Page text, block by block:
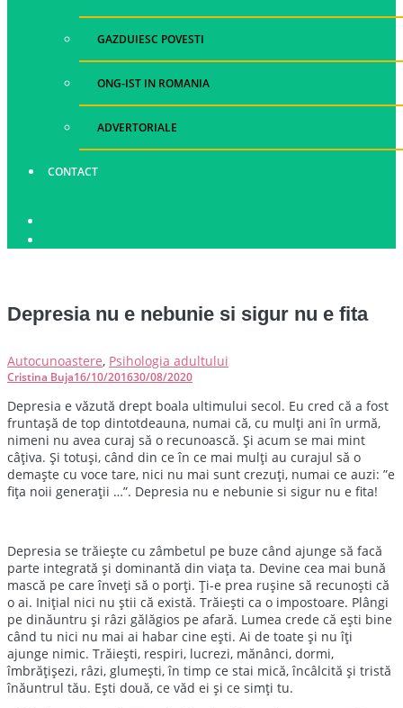
GAZDUIESC POVESTI
ONG-IST IN ROMANIA
ADVERTORIALE
CONTACT
Depresia nu e nebunie si sigur nu e fita
Autocunoastere, Psihologia adultului
Cristina Buja16/10/201630/08/2020
Depresia e văzută drept boala ultimului secol. Eu cred că a fost
fruntașă de top dintotdeauna, numai că, cu mulți ani în urmă,
nimeni nu avea curaj să o recunoască. Și acum se mai mint
câțiva. Și totuși, când din ce în ce mai mulți au curajul să o
demaște cu voce tare, nici nu mai sunt crezuți, numai ce auzi: ”e
fița noii generații …”. Depresia nu e nebunie si sigur nu e fita!
Depresia se trăiește cu zâmbetul pe buze când ajunge să facă
parte integrată și dominantă din viața ta. Devine cea mai bună
mască pe care înveți să o porți. Ți-e prea rușine să recunoști că
o ai. Inițial nici nu știi că există. Trăiești ca o impostoare. Plângi
pe dinăuntru și râzi gălăgios pe afară. Lumea crede că ești bine
când tu nici nu mai ai habar cine ești. Ai de toate și nu îți
ajunge nimic. Trăiești, respiri, lucrezi, mănânci, dormi,
îmbrățișezi, râzi, glumești, în timp ce stai mică, încâlcită și tristă
înăuntrul tău. Ești două, ce văd ei și ce simți tu.